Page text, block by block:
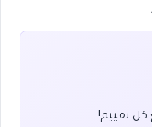
كل تقييم!